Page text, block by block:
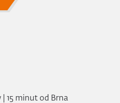
15 minut od Brna